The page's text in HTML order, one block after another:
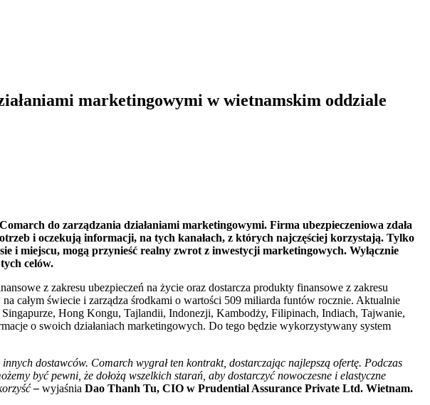
marketingowymi w wietnamskim oddziale
do zarządzania działaniami marketingowymi. Firma ubezpieczeniowa zdała
i oczekują informacji, na tych kanałach, z których najczęściej korzystają. Tylko
i miejscu, mogą przynieść realny zwrot z inwestycji marketingowych. Wyłącznie
celów.
z zakresu ubezpieczeń na życie oraz dostarcza produkty finansowe z zakresu
całym świecie i zarządza środkami o wartości 509 miliarda funtów rocznie. Aktualnie
Hong Kongu, Tajlandii, Indonezji, Kambodży, Filipinach, Indiach, Tajwanie,
o swoich działaniach marketingowych. Do tego będzie wykorzystywany system
dostawców. Comarch wygrał ten kontrakt, dostarczając najlepszą ofertę. Podczas
być pewni, że dołożą wszelkich starań, aby dostarczyć nowoczesne i elastyczne
– wyjaśnia Dao Thanh Tu, CIO w Prudential Assurance Private Ltd. Wietnam.